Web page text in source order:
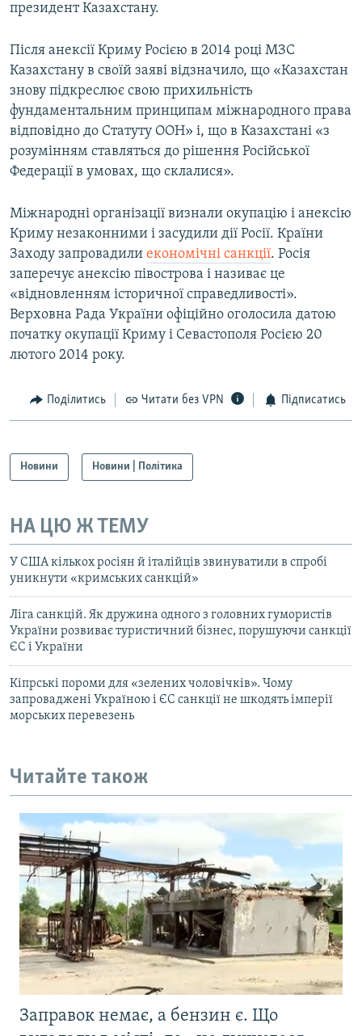
президент Казахстану.
Після анексії Криму Росією в 2014 році МЗС
Казахстану в своїй заяві відзначило, що «Казахстан
знову підкреслює свою прихильність
фундаментальним принципам міжнародного права
відповідно до Статуту ООН» і, що в Казахстані «з
розумінням ставляться до рішення Російської
Федерації в умовах, що склалися».
Міжнародні організації визнали окупацію і анексію
Криму незаконними і засудили дії Росії. Країни
Заходу запровадили економічні санкції. Росія
заперечує анексію півострова і називає це
«відновленням історичної справедливості».
Верховна Рада України офіційно оголосила датою
початку окупації Криму і Севастополя Росією 20
лютого 2014 року.
Поділитись Читати без VPN Підписатись
Новини Новини | Політика
НА ЦЮ Ж ТЕМУ
У США кількох росіян й італійців звинуватили в спробі
уникнути «кримських санкцій»
Ліга санкцій. Як дружина одного з головних гумористів
України розвиває туристичний бізнес, порушуючи санкції
ЄС і України
Кіпрські пороми для «зелених чоловічків». Чому
запроваджені Україною і ЄС санкції не шкодять імперії
морських перевезень
Читайте також
Заправок немає, а бензин є. Що